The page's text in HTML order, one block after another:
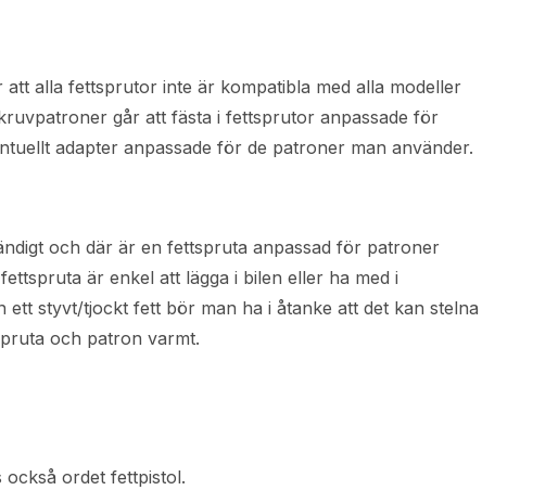
alla fettsprutor inte är kompatibla med alla modeller
går att fästa i fettsprutor anpassade för
adapter anpassade för de patroner man använder.
och där är en fettspruta anpassad för patroner
är enkel att lägga i bilen eller ha med i
styvt/tjockt fett bör man ha i åtanke att det kan stelna
och patron varmt.
ordet fettpistol.